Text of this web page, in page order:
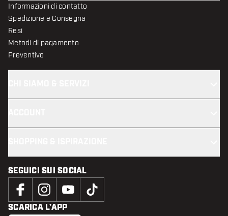
Informazioni di contatto
Spedizione e Consegna
Resi
Metodi di pagamento
Preventivo
SEGUICI SUI SOCIAL
SCARICA L’APP